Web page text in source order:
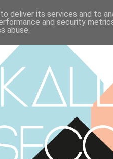
deliver its services and to
and security
abuse.